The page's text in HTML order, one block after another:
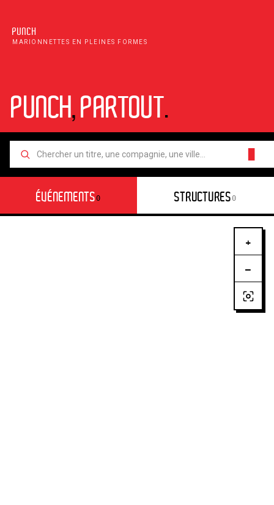
PUNCH
MARIONNETTES EN PLEINES FORMES
PUNCH,PARTOUT.
ÉVÉNEMENTS0 STRUCTURES0
+
−